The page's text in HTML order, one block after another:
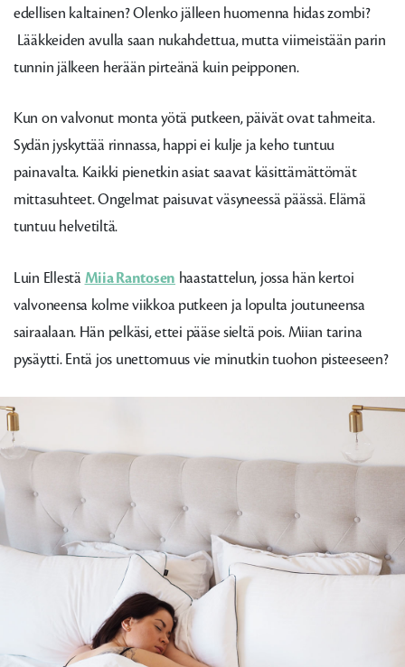
edellisen kaltainen? Olenko jälleen huomenna hidas zombi?
Lääkkeiden avulla saan nukahdettua, mutta viimeistään parin
tunnin jälkeen herään pirteänä kuin peipponen.
Kun on valvonut monta yötä putkeen, päivät ovat tahmeita.
Sydän jyskyttää rinnassa, happi ei kulje ja keho tuntuu
painavalta. Kaikki pienetkin asiat saavat käsittämättömät
mittasuhteet. Ongelmat paisuvat väsyneessä päässä. Elämä
tuntuu helvetiltä.
Luin Ellestä Miia Rantosen haastattelun, jossa hän kertoi
valvoneensa kolme viikkoa putkeen ja lopulta joutuneensa
sairaalaan. Hän pelkäsi, ettei pääse sieltä pois. Miian tarina
pysäytti. Entä jos unettomuus vie minutkin tuohon pisteeseen?